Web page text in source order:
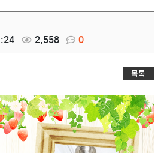
2,558 0
목록